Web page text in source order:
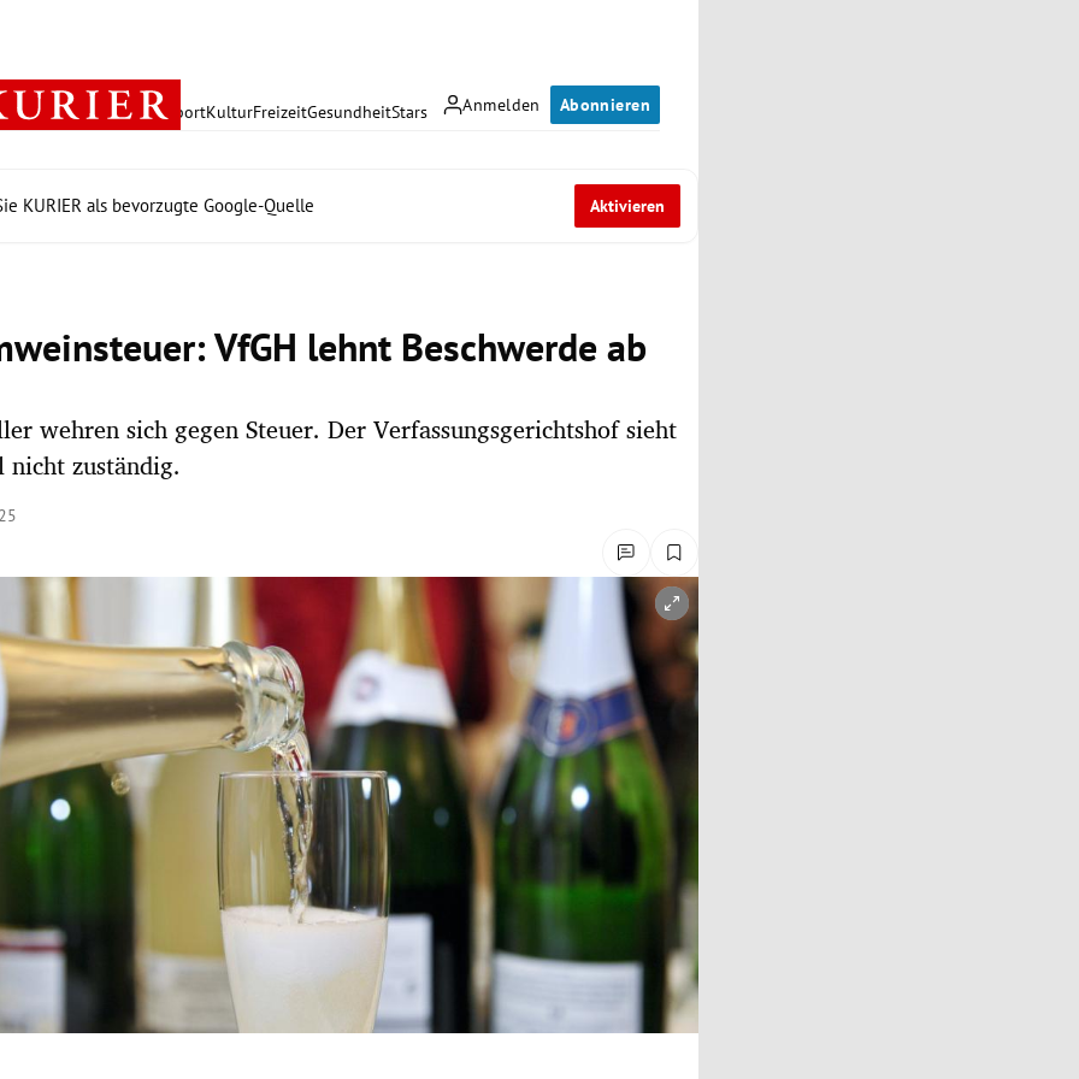
Anmelden Abonnieren
PolitikWirtschaft SportKulturFreizeitGesundheitStars
KURIER als bevorzugte Google-Quelle Aktivieren
VfGH lehnt Beschwerde ab
wehren sich gegen Steuer. Der Verfassungsgerichtshof sieht
nicht zuständig.
öffnen/schließen